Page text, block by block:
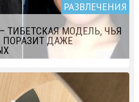
РАЗВЛЕЧЕНИЯ
ТИБЕТСКАЯ МОДЕЛЬ, ЧЬЯ
ПОРАЗИТ ДАЖЕ